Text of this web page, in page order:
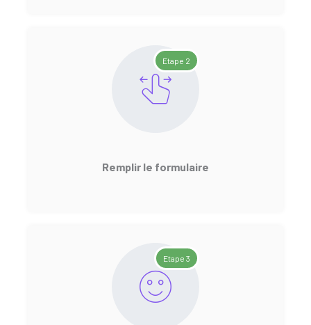
Etape 2
Remplir le formulaire
Etape 3